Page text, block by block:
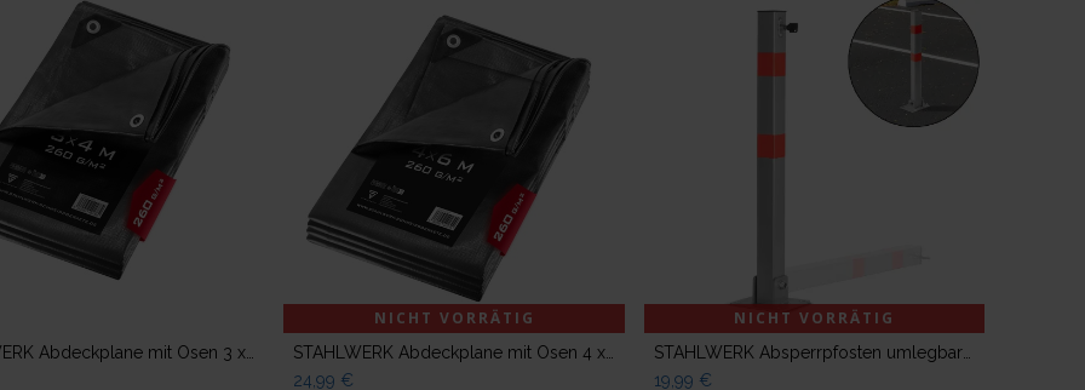
Warenkorb hinzufügen
STAHLWERK Abdeckplane mit Ösen 3 x 4 m 260 g/m² wasserdichte Schutzplane
NICHT VORRÄTIG
24,99 €
NICHT VORRÄTIG
STAHLWERK Absperrpfosten umlegbarer, klappbarer Absperrpoller, Parkplatzsperre
19,99 €